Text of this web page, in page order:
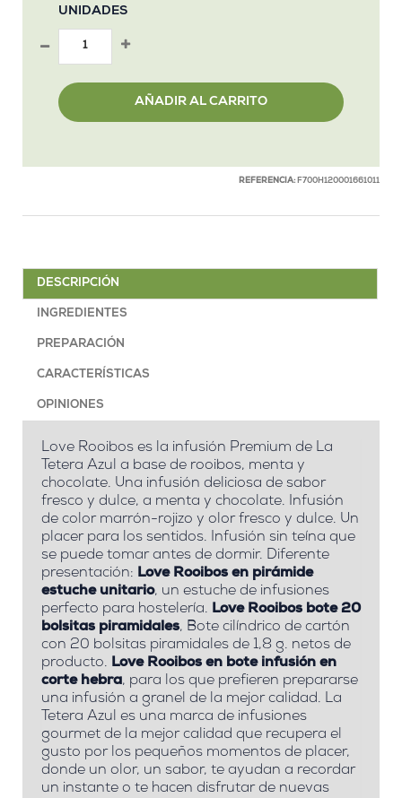
UNIDADES
AÑADIR AL CARRITO
REFERENCIA: F700H120001661011
DESCRIPCIÓN
INGREDIENTES
PREPARACIÓN
CARACTERÍSTICAS
OPINIONES
Love Rooibos es la infusión Premium de La
Tetera Azul a base de rooibos, menta y
chocolate. Una infusión deliciosa de sabor
fresco y dulce, a menta y chocolate. Infusión
de color marrón-rojizo y olor fresco y dulce. Un
placer para los sentidos. Infusión sin teína que
se puede tomar antes de dormir. Diferente
presentación: Love Rooibos en pirámide
estuche unitario, un estuche de infusiones
perfecto para hostelería. Love Rooibos bote 20
bolsitas piramidales, Bote cilíndrico de cartón
con 20 bolsitas piramidales de 1,8 g. netos de
producto. Love Rooibos en bote infusión en
corte hebra, para los que prefieren prepararse
una infusión a granel de la mejor calidad. La
Tetera Azul es una marca de infusiones
gourmet de la mejor calidad que recupera el
gusto por los pequeños momentos de placer,
donde un olor, un sabor, te ayudan a recordar
un instante o te hacen disfrutar de nuevas